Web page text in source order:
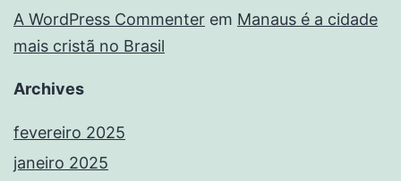
A WordPress Commenter em Manaus é a cidade
mais cristã no Brasil
Archives
fevereiro 2025
janeiro 2025